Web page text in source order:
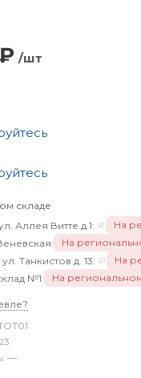
/шт
складе
Аллея Витте д.1:
На
На
Танкистов д. 13:
На
№1:
На
—